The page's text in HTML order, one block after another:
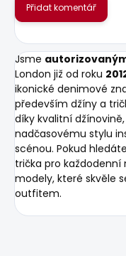
Přidat komentář
Jsme
London již od roku
ikonické denimové
především džíny a
díky kvalitní
nadčasovému stylu
scénou. Pokud
trička pro každodenní
modely, které skvěle
outfitem.